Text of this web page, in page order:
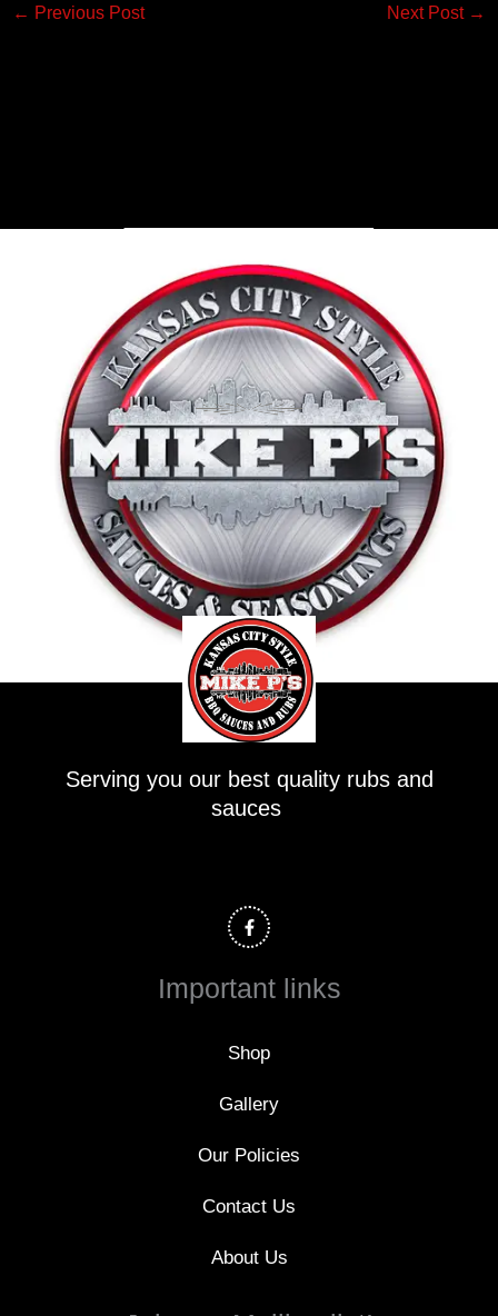
← Previous Post Next Post →
Serving you our best quality rubs and
sauces
a
c
e
o
Important links
Shop
Gallery
Our Policies
Contact Us
About Us